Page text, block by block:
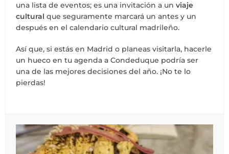
una lista de eventos; es una invitación a unviaje
cultural que seguramente marcará un antes y un
después en el calendario cultural madrileño.
Así que, si estás en Madrid o planeas visitarla, hacerle
un hueco en tu agenda a Condeduque podría ser
una de las mejores decisiones del año. ¡No te lo
pierdas!